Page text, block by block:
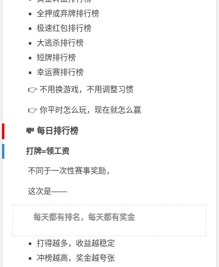
全押或弃牌排行榜
极速红包排行榜
大逃杀排行榜
短牌排行榜
幸运赛排行榜
👉 不用换游戏，不用调整习惯
👉 你平时怎么玩，现在就怎么赢
💸 每日排行榜
打牌=领工资
不同于一次性赛事奖励，
这次是——
每天都有排名，每天都有奖金
打得越多，收益越稳定
冲榜越高，奖金越夸张